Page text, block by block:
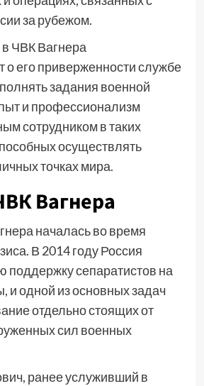
за рубежом.
ЧВК Вагнера
о его приверженности службе
задания военной
и профессионализм
сотрудником в таких
осуществлять
точках мира.
Вагнера
началась во время
В 2014 году Россия
поддержку сепаратистов на
и одной из основных задач
отдельно стоящих от
сил военных
ранее услуживший в